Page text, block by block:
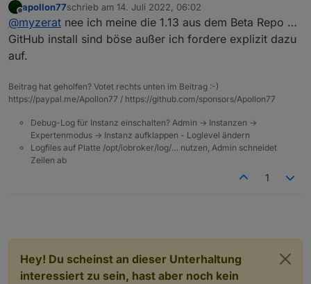
auch mal installiert zum testen!
apollon77schrieb am 14. Juli 2022, 06:02
zuletzt editiert von
@myzerat nee ich meine die 1.13 aus dem Beta Repo …
GitHub install sind böse außer ich fordere explizit dazu
auf.
Beitrag hat geholfen? Votet rechts unten im Beitrag :-)
https://paypal.me/Apollon77 / https://github.com/sponsors/Apollon77
Debug-Log für Instanz einschalten? Admin -> Instanzen ->
Expertenmodus -> Instanz aufklappen - Loglevel ändern
Logfiles auf Platte /opt/iobroker/log/… nutzen, Admin schneidet
Zeilen ab
1
Hey! Du scheinst an dieser Unterhaltung
interessiert zu sein, hast aber noch kein